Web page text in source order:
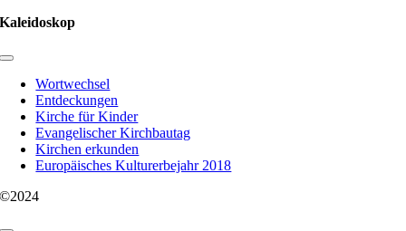
Kaleidoskop
Toggle
NavigationWortwechsel
Entdeckungen
Kirche für Kinder
Evangelischer Kirchbautag
Kirchen erkunden
Europäisches Kulturerbejahr 2018
©2024